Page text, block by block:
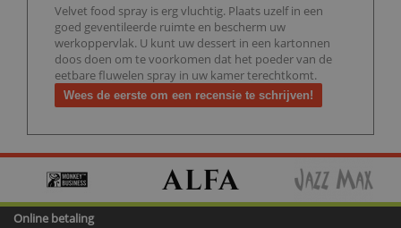
Velvet food spray is erg vluchtig. Plaats uzelf in een
goed geventileerde ruimte en bescherm uw
werkoppervlak. U kunt uw dessert in een kartonnen
doos doen om te voorkomen dat het poeder van de
eetbare fluwelen spray in uw kamer terechtkomt.
Wees de eerste om een recensie te schrijven!
Online betaling